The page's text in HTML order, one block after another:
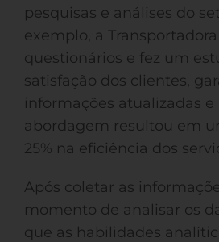
pesquisas e análises do
exemplo, a
questionários e fez um
satisfação dos clientes,
informações atualizadas e
abordagem resultou em
25% na eficiência dos
Após coletar as
momento de analisar os
que as habilidades